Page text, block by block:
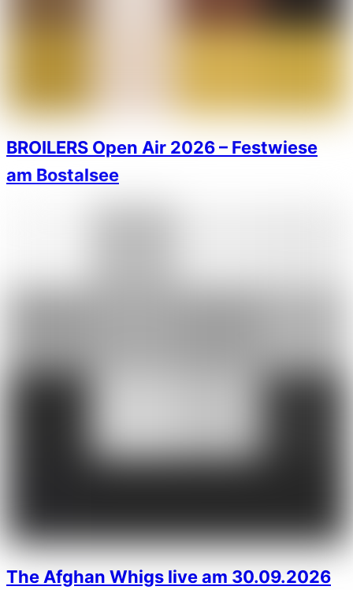
BROILERS Open Air 2026 – Festwiese
am Bostalsee
The Afghan Whigs live am 30.09.2026